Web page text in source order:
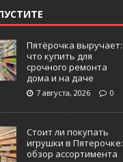
Пятёрочка выручает:
что купить для
срочного ремонта
дома и на даче
7 августа, 2026 0
Стоит ли покупать
игрушки в Пятерочке:
обзор ассортимента